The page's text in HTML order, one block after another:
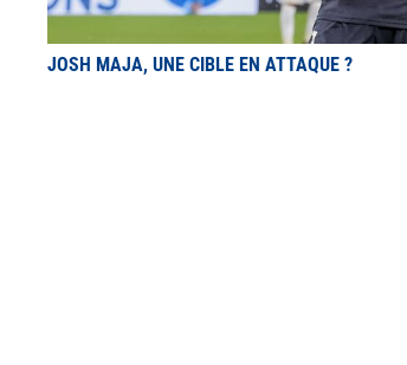
JOSH MAJA, UNE CIBLE EN ATTAQUE ?